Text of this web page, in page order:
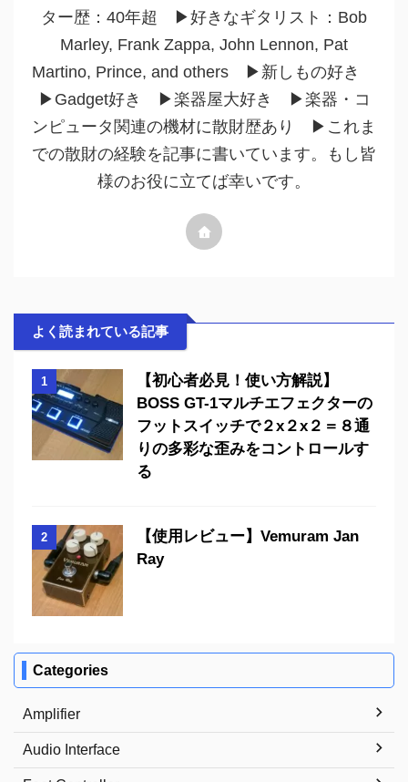
ター歴：40年超 ▶︎好きなギタリスト：Bob
Marley, Frank Zappa, John Lennon, Pat
Martino, Prince, and others ▶︎新しもの好き
▶︎Gadget好き ▶︎楽器屋大好き ▶︎楽器・コ
ンピュータ関連の機材に散財歴あり ▶︎これま
での散財の経験を記事に書いています。もし皆
様のお役に立てば幸いです。
よく読まれている記事
1
【初心者必見！使い方解説】
BOSS GT-1マルチエフェクターの
フットスイッチで２x２x２＝８通
りの多彩な歪みをコントロールす
る
2
【使用レビュー】Vemuram Jan
Ray
Categories
Amplifier
Audio Interface